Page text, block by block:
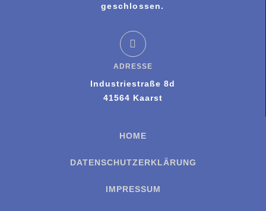
geschlossen.
ADRESSE
Industriestraße 8d
41564 Kaarst
HOME
DATENSCHUTZERKLÄRUNG
IMPRESSUM